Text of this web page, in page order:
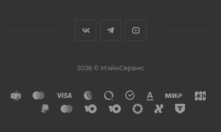
2026 © МэйнСервис